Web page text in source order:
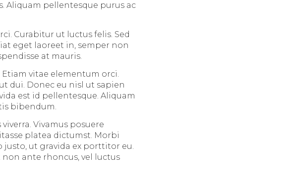
Aliquam pellentesque purus ac
Curabitur ut luctus felis. Sed
eget laoreet in, semper non
at mauris.
vitae elementum orci.
dui. Donec eu nisl ut sapien
est id pellentesque. Aliquam
bibendum.
Vivamus posuere
platea dictumst. Morbi
ut gravida ex porttitor eu.
ante rhoncus, vel luctus